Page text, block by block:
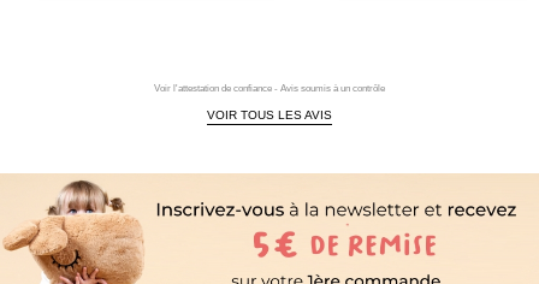
Voir l'attestation de confiance - Avis soumis à un contrôle
VOIR TOUS LES AVIS